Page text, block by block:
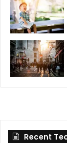
Recent